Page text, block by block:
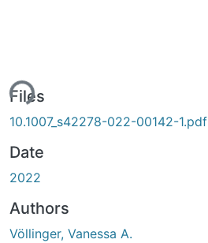
Files
10.1007_s42278-022-00142-1.pdf
Date
2022
Authors
Völlinger, Vanessa A.